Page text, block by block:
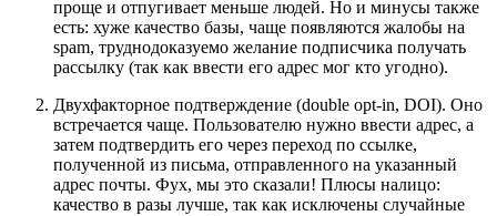
проще и отпугивает меньше людей. Но и минусы также
есть: хуже качество базы, чаще появляются жалобы на
spam, труднодоказуемо желание подписчика получать
рассылку (так как ввести его адрес мог кто угодно).
Двухфакторное подтверждение (double opt-in, DOI). Оно
встречается чаще. Пользователю нужно ввести адрес, а
затем подтвердить его через переход по ссылке,
полученной из письма, отправленного на указанный
адрес почты. Фух, мы это сказали! Плюсы налицо:
качество в разы лучше, так как исключены случайные